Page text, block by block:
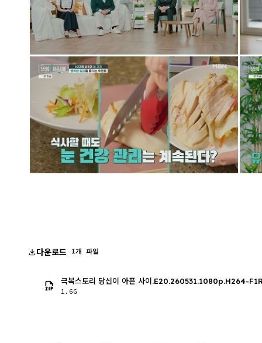
다운로드 1개 파일
극복스토리 당신이 아픈 사이.E20.260531.1080p.H264-
1.6G